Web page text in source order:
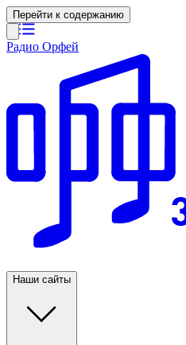
Перейти к содержанию
Радио Орфей
Наши сайты